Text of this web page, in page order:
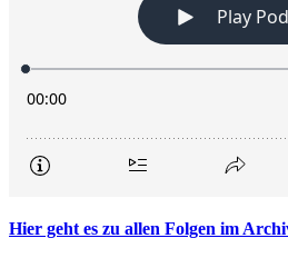
Hier geht es zu allen Folgen im